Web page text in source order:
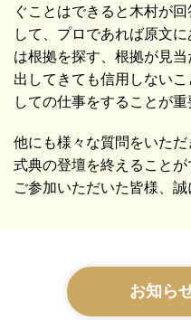
ぐことはできると木村が
して、プロであれば原文
は根拠を探す、根拠が見
出してきても信用しない
しての仕事をすることが重
他にも様々な質問をいた
式典の登壇を終えることが
ご参加いただいた皆様、
お知ら